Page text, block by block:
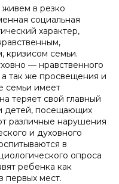
в резко
социальная
характер,
кризисом семьи.
— нравственного
так же просвещения и
семьи имеет
теряет свой главный
детей, посещающих
различные нарушения
и духовного
в
опроса
ребенка как
первых мест.